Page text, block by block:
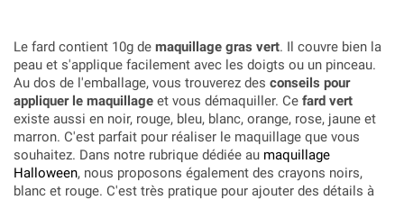
Le fard contient 10g de maquillage gras vert. Il couvre bien la
peau et s'applique facilement avec les doigts ou un pinceau.
Au dos de l'emballage, vous trouverez des conseils pour
appliquer le maquillage et vous démaquiller. Ce fard vert
existe aussi en noir, rouge, bleu, blanc, orange, rose, jaune et
marron. C'est parfait pour réaliser le maquillage que vous
souhaitez. Dans notre rubrique dédiée au maquillage
Halloween, nous proposons également des crayons noirs,
blanc et rouge. C'est très pratique pour ajouter des détails à